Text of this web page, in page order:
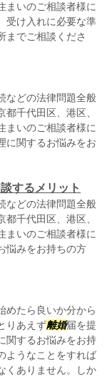
まいのご相談者様に
受け入れに必要な準
までご相談くださ
などの法律問題全般
千代田区、港区、
まいのご相談者様に
に関するお悩みをお
するメリット
などの法律問題全般
千代田区、港区、
まいのご相談者様に
悩みをお持ちの方
めたら良いか分から
りあえず離婚届を提
関するお悩みをお持
ようなことをすれば
くありません。しか